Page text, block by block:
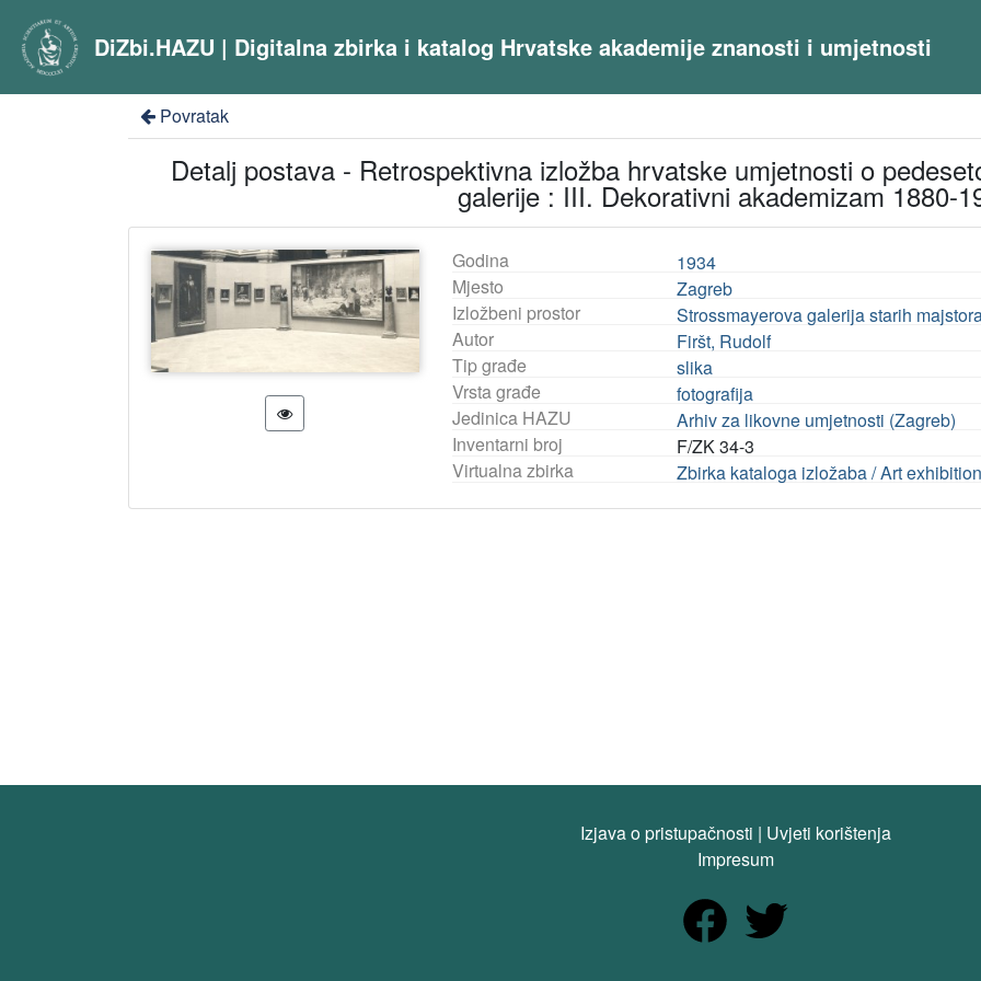
DiZbi.HAZU | Digitalna zbirka i katalog Hrvatske akademije znanosti i umjetnosti
Povratak
Detalj postava - Retrospektivna izložba hrvatske umjetnosti o
galerije : III. Dekorativni akademizam 1880-
Godina
1934
Mjesto
Zagreb
Izložbeni prostor
Strossmayerova galerija starih
Autor
Firšt, Rudolf
Tip građe
slika
Vrsta građe
fotografija
Jedinica HAZU
Arhiv za likovne umjetnosti (Zagreb)
Inventarni broj
F/ZK 34-3
Virtualna zbirka
Zbirka kataloga izložaba / Art
Izjava o pristupačnosti | Uvjeti korištenja
Impresum